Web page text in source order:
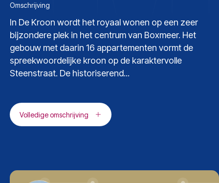
Omschrijving
In De Kroon wordt het royaal wonen op een zeer
bijzondere plek in het centrum van Boxmeer. Het
gebouw met daarin 16 appartementen vormt de
spreekwoordelijke kroon op de karaktervolle
Steenstraat. De historiserend...
Volledige omschrijving